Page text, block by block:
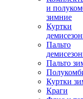
и
зимние
Куртки
Пальто
Пальто
Куртки
Краги